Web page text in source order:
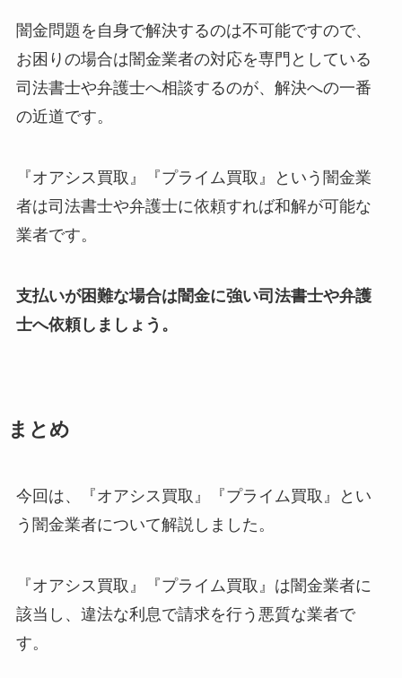
闇金問題を自身で解決するのは不可能ですので、
お困りの場合は闇金業者の対応を専門としている
司法書士や弁護士へ相談するのが、解決への一番
の近道です。
『オアシス買取』『プライム買取』という闇金業
者は司法書士や弁護士に依頼すれば和解が可能な
業者です。
支払いが困難な場合は闇金に強い司法書士や弁護
士へ依頼しましょう。
まとめ
今回は、『オアシス買取』『プライム買取』とい
う闇金業者について解説しました。
『オアシス買取』『プライム買取』は闇金業者に
該当し、違法な利息で請求を行う悪質な業者で
す。